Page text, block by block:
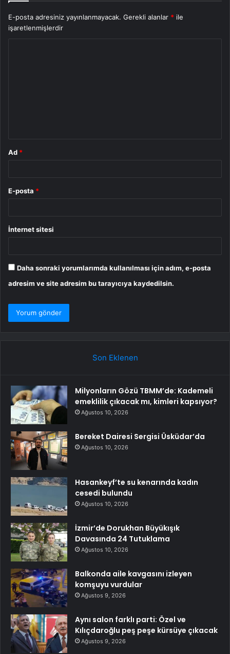
E-posta adresiniz yayınlanmayacak. Gerekli alanlar * ile
işaretlenmişlerdir
Ad *
E-posta *
İnternet sitesi
Daha sonraki yorumlarımda kullanılması için adım, e-posta
adresim ve site adresim bu tarayıcıya kaydedilsin.
Son Eklenen
Milyonların Gözü TBMM’de: Kademeli
emeklilik çıkacak mı, kimleri kapsıyor?
Ağustos 10, 2026
Bereket Dairesi Sergisi Üsküdar’da
Ağustos 10, 2026
Hasankeyf’te su kenarında kadın
cesedi bulundu
Ağustos 10, 2026
İzmir’de Dorukhan Büyükışık
Davasında 24 Tutuklama
Ağustos 10, 2026
Balkonda aile kavgasını izleyen
komşuyu vurdular
Ağustos 9, 2026
Aynı salon farklı parti: Özel ve
Kılıçdaroğlu peş peşe kürsüye çıkacak
Ağustos 9, 2026